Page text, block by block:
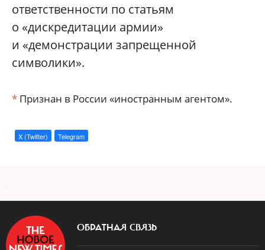
ответственности по статьям
о «дискредитации армии»
и «демонстрации запрещенной
символики».
* Признан в России «иностранным агентом».
X (Twitter) Telegram
ОБРАТНАЯ СВЯЗЬ